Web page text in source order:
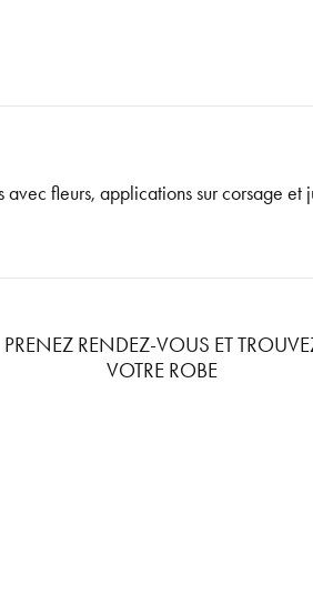
fleurs, applications sur corsage et
PRENEZ RENDEZ-VOUS ET
VOTRE ROBE